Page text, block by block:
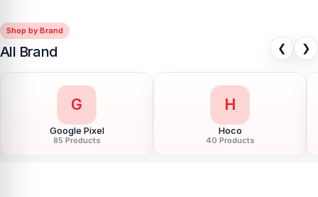
Shop by Brand
All Brand ❮ ❯
G
Google Pixel
85 Products
H
Hoco
40 Products